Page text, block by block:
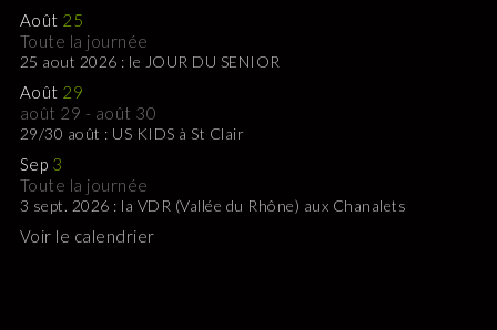
Août 25
Toute la journée
25 aout 2026 : le JOUR DU SENIOR
Août 29
août 29 - août 30
29/30 août : US KIDS à St Clair
Sep 3
Toute la journée
3 sept. 2026 : la VDR (Vallée du Rhône) aux Chanalets
Voir le calendrier